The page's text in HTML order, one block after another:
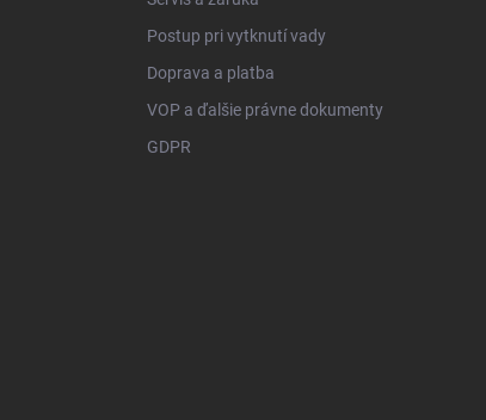
Postup pri vytknutí vady
Doprava a platba
VOP a ďalšie právne dokumenty
GDPR